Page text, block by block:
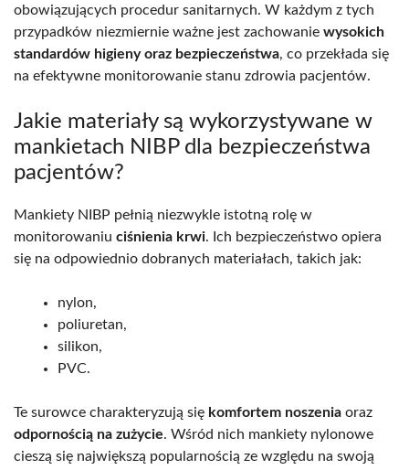
obowiązujących procedur sanitarnych. W każdym z tych
przypadków niezmiernie ważne jest zachowanie wysokich
standardów higieny oraz bezpieczeństwa, co przekłada się
na efektywne monitorowanie stanu zdrowia pacjentów.
Jakie materiały są wykorzystywane w
mankietach NIBP dla bezpieczeństwa
pacjentów?
Mankiety NIBP pełnią niezwykle istotną rolę w
monitorowaniu ciśnienia krwi. Ich bezpieczeństwo opiera
się na odpowiednio dobranych materiałach, takich jak:
nylon,
poliuretan,
silikon,
PVC.
Te surowce charakteryzują się komfortem noszenia oraz
odpornością na zużycie. Wśród nich mankiety nylonowe
cieszą się największą popularnością ze względu na swoją